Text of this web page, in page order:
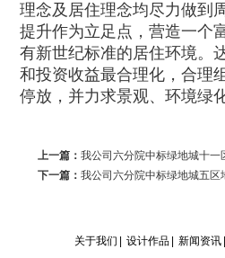
理念及居住理念均尽力做到
提升作为立足点，营造一个
有新世纪标准的居住环境。
和投资收益最合理化，合理
停放，并力求景观、环境绿
上一篇：我公司六分院中标绿地城十一
下一篇：我公司六分院中标绿地城五区
关于我们 设计作品 新闻资讯